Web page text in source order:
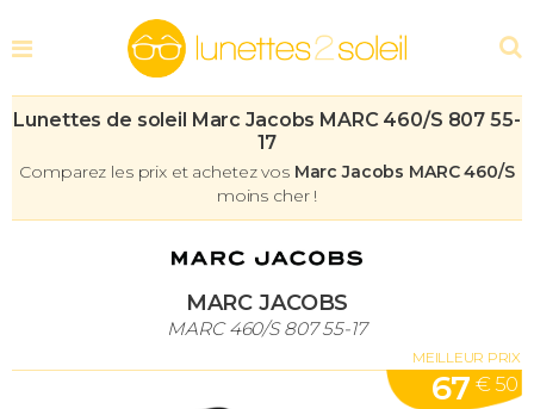
Lunettes de soleil Marc Jacobs MARC 460/S 807 55-
17
Comparez les prix et achetez vos Marc Jacobs MARC 460/S
moins cher !
MARC JACOBS
MARC 460/S 807 55-17
MEILLEUR PRIX
67 € 50